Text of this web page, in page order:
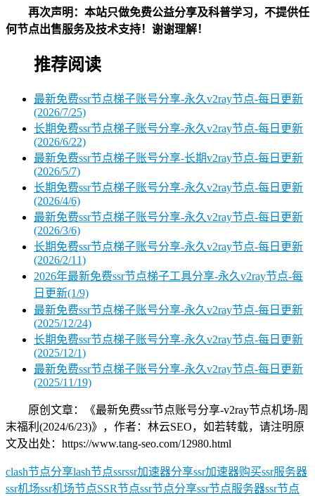
再次声明：本站只做免费公益分享及科普学习，不提供任
何节点出售服务及技术支持！谢谢理解！
推荐阅读
最新免费ssr节点梯子账号分享-永久v2ray节点-每日更新
(2026/7/25)
长期免费ssr节点梯子账号分享-永久v2ray节点-每日更新
(2026/6/22)
最新免费ssr节点梯子账号分享-长期v2ray节点-每日更新
(2026/5/7)
长期免费ssr节点梯子账号分享-永久v2ray节点-每日更新
(2026/4/6)
最新免费ssr节点梯子账号分享-永久v2ray节点-每日更新
(2026/3/6)
长期免费ssr节点梯子账号分享-永久v2ray节点-每日更新
(2026/2/11)
2026年最新免费ssr节点梯子工具分享-永久v2ray节点-每
日更新(1/9)
最新免费ssr节点梯子账号分享-永久v2ray节点-每日更新
(2025/12/24)
长期免费ssr节点梯子账号分享-永久v2ray节点-每日更新
(2025/12/1)
最新免费ssr节点梯子账号分享-永久v2ray节点-每日更新
(2025/11/19)
原创文章：《最新免费ssr节点账号分享-v2ray节点机场-周
末福利(2024/6/23)》，作者：林云SEO，如若转载，请注明原
文及出处：https://www.tang-seo.com/12980.html
clash节点分享lash节点ssrssr加速器分享ssr加速器购买ssr服务器
ssr机场ssr机场节点SSR节点ssr节点分享ssr节点服务器ssr节点